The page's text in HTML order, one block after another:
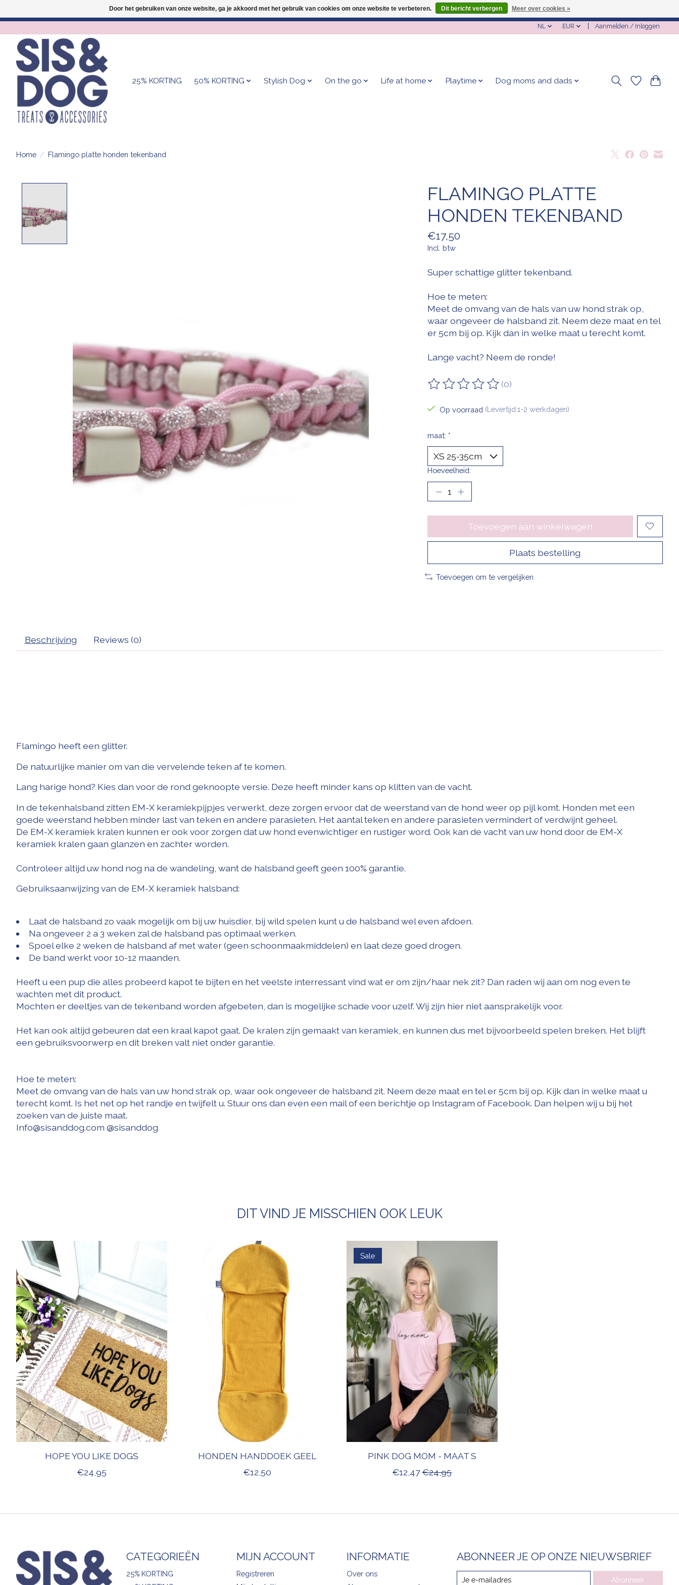
NL EUR Aanmelden / Inloggen
25% KORTING 50% KORTING Stylish Dog On the go Life at home Playtime Dog moms and dads
Home / Flamingo platte honden tekenband
FLAMINGO PLATTE
HONDEN TEKENBAND
€17,50
Incl. btw
Super schattige glitter tekenband.
Hoe te meten:
Meet de omvang van de hals van uw hond strak op,
waar ongeveer de halsband zit. Neem deze maat en tel
er 5cm bij op. Kijk dan in welke maat u terecht komt.
Lange vacht? Neem de ronde!
De beoordeling van dit product is
(0)
Op voorraad (Levertijd:1-2 werkdagen)
maat: *
Hoeveelheid:
Toevoegen aan winkelwagen
Plaats bestelling
Toevoegen om te vergelijken
Beschrijving Reviews (0)
Flamingo heeft een glitter.
De natuurlijke manier om van die vervelende teken af te komen.
Lang harige hond? Kies dan voor de rond geknoopte versie. Deze heeft minder kans op klitten van de vacht.
In de tekenhalsband zitten EM-X keramiekpijpjes verwerkt, deze zorgen ervoor dat de weerstand van de hond weer op pijl komt. Honden met een
goede weerstand hebben minder last van teken en andere parasieten. Het aantal teken en andere parasieten vermindert of verdwijnt geheel.
De EM-X keramiek kralen kunnen er ook voor zorgen dat uw hond evenwichtiger en rustiger word. Ook kan de vacht van uw hond door de EM-X
keramiek kralen gaan glanzen en zachter worden.
Controleer altijd uw hond nog na de wandeling, want de halsband geeft geen 100% garantie.
Gebruiksaanwijzing van de EM-X keramiek halsband:
Laat de halsband zo vaak mogelijk om bij uw huisdier, bij wild spelen kunt u de halsband wel even afdoen.
Na ongeveer 2 a 3 weken zal de halsband pas optimaal werken.
Spoel elke 2 weken de halsband af met water (geen schoonmaakmiddelen) en laat deze goed drogen.
De band werkt voor 10-12 maanden.
Heeft u een pup die alles probeerd kapot te bijten en het veelste interressant vind wat er om zijn/haar nek zit? Dan raden wij aan om nog even te
wachten met dit product.
Mochten er deeltjes van de tekenband worden afgebeten, dan is mogelijke schade voor uzelf. Wij zijn hier niet aansprakelijk voor.
Het kan ook altijd gebeuren dat een kraal kapot gaat. De kralen zijn gemaakt van keramiek, en kunnen dus met bijvoorbeeld spelen breken. Het blijft
een gebruiksvoorwerp en dit breken valt niet onder garantie.
Hoe te meten:
Meet de omvang van de hals van uw hond strak op, waar ook ongeveer de halsband zit. Neem deze maat en tel er 5cm bij op. Kijk dan in welke maat u
terecht komt. Is het net op het randje en twijfelt u. Stuur ons dan even een mail of een berichtje op Instagram of Facebook. Dan helpen wij u bij het
zoeken van de juiste maat.
Info@sisanddog.com @sisanddog
DIT VIND JE MISSCHIEN OOK LEUK
Items van productcarrousel
HOPE YOU LIKE DOGS
€24,95
HONDEN HANDDOEK GEEL
€12,50
Sale
PINK DOG MOM - MAAT S
€12,47€24,95
CATEGORIEËN
25% KORTING
MIJN ACCOUNT
Registreren
INFORMATIE
Over ons
ABONNEER JE OP ONZE NIEUWSBRIEF
Abonneer
Door het gebruiken van onze website, ga je akkoord met het gebruik van cookies om onze website te verbeteren. Dit bericht verbergen Meer over cookies »
Geef je hond het kleedje waar 500+ baasjes fan van zijn!